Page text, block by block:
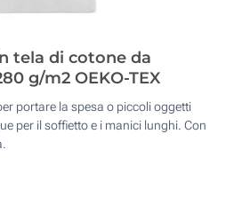
tela di cotone da
g/m2 OEKO-TEX
portare la spesa o piccoli oggetti
per il soffietto e i manici lunghi. Con